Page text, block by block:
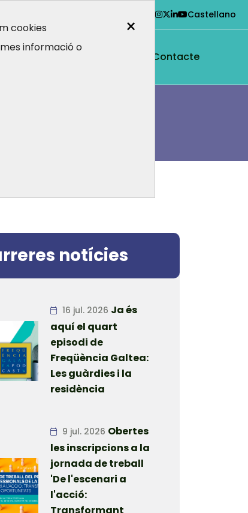
×
cookies
informació o
Castellano
dirigim Contacte
notícies
16 jul. 2026 Ja és
aquí el quart
episodi de
Freqüència Galtea:
Les guàrdies i la
residència
9 jul. 2026 Obertes
les inscripcions a la
jornada de treball
'De l'escenari a
l'acció: